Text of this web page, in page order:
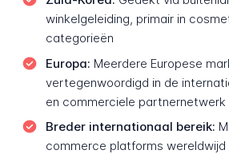
winkelgeleiding, primair in
categorieën
Europa: Meerdere Europese
vertegenwoordigd in de
en commerciele
Breder internationaal bereik:
commerce platforms wereldwijd